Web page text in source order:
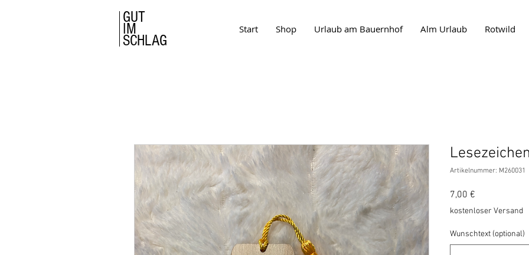
GUT
IM
SCHLAG
Start Shop Urlaub am Bauernhof Alm Urlaub Rotwild
Artikelnummer: M260031
7,00 €
kostenloser Versand
Wunschtext (optional)